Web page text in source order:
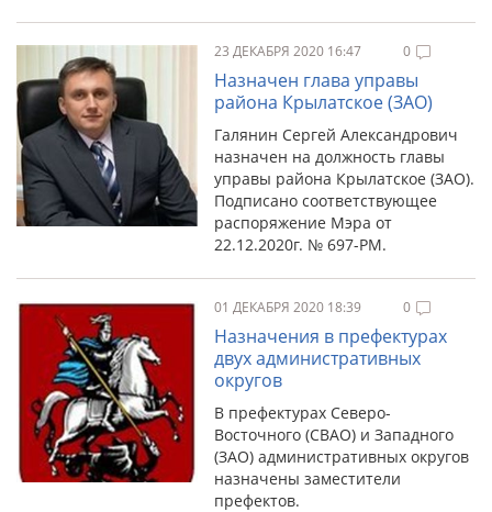
23 ДЕКАБРЯ 2020 16:47 0
Назначен глава управы
района Крылатское (ЗАО)
Галянин Сергей Александрович
назначен на должность главы
управы района Крылатское (ЗАО).
Подписано соответствующее
распоряжение Мэра от
22.12.2020г. № 697-РМ.
01 ДЕКАБРЯ 2020 18:39 0
Назначения в префектурах
двух административных
округов
В префектурах Северо-
Восточного (СВАО) и Западного
(ЗАО) административных округов
назначены заместители
префектов.